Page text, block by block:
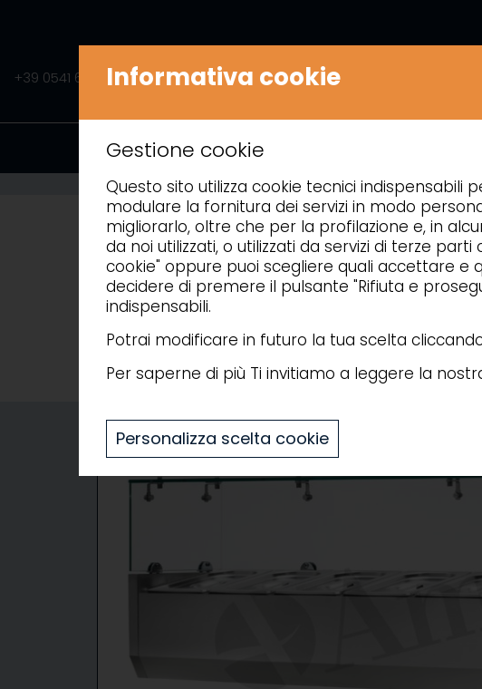
+39 0541 675541 INFO@AMITEK.IT
Informativa cookie
Gestione cookie
Questo sito utilizza cookie tecnici indispensabili
modulare la fornitura dei servizi in modo
migliorarlo, oltre che per la profilazione e, in
da noi utilizzati, o utilizzati da servizi di terze
cookie" oppure puoi scegliere quali accettare e
decidere di premere il pulsante "Rifiuta e
indispensabili.
Potrai modificare in futuro la tua scelta
Per saperne di più Ti invitiamo a leggere la
Personalizza scelta cookie